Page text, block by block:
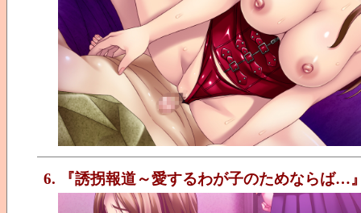
6. 『誘拐報道～愛するわが子のためならば…